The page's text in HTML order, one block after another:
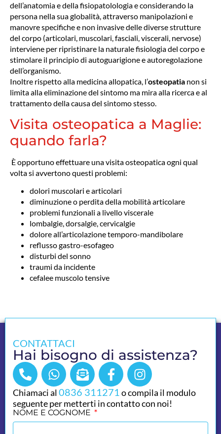
dell’anatomia e della fisiopatolologia e considerando la
persona nella sua globalità, attraverso manipolazioni e
manovre specifiche e non invasive delle diverse strutture
del corpo (articolari, muscolari, fasciali, viscerali, nervose)
interviene per ripristinare la naturale fisiologia del corpo e
stimolare il principio di autoguarigione e autoregolazione
dell’organismo.
Inoltre rispetto alla medicina allopatica, l’osteopatia non si
limita alla eliminazione del sintomo ma mira alla ricerca e al
trattamento della causa del sintomo stesso.
Visita osteopatica a Maglie:
quando farla?
È opportuno effettuare una visita osteopatica ogni qual
volta si avvertono questi problemi:
dolori muscolari e articolari
diminuzione o perdita della mobilità articolare
problemi funzionali a livello viscerale
lombalgie, dorsalgie, cervicalgie
dolore all’articolazione temporo-mandibolare
reflusso gastro-esofageo
disturbi del sonno
traumi da incidente
cefalee muscolo tensive
CONTATTACI
Hai bisogno di assistenza?
Chiamaci al0836 311271o compila il modulo
seguente per metterti in contatto con noi!
NOME E COGNOME